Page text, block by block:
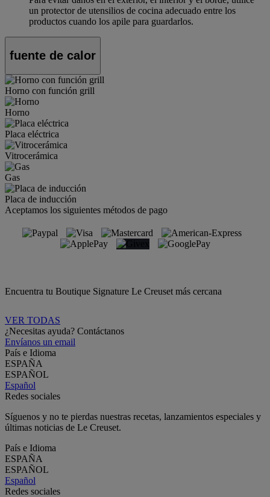
un protector de utensilios de cocina adecuado entre los
productos cuando los apile para guardarlos.
fuente de calor
Horno con función grill
Horno
Placa eléctrica
Vitrocerámica
Gas
Placa de inducción
Aceptamos los siguientes métodos de pago
Encuentra tu Boutique Signature Le Creuset más cercana
VER TODAS
¿Necesitas ayuda? Contáctanos
Envíanos un email
País e Idioma
ESPAÑA
ESPAÑOL
Español
Redes sociales
Síguenos y no te pierdas nuestras recetas, lanzamientos especiales y
últimas noticias de Le Creuset.
País e Idioma
ESPAÑA
ESPAÑOL
Español
Redes sociales